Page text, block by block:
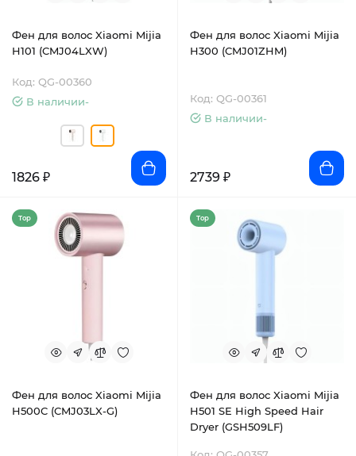
Фен для волос Xiaomi Mijia
H101 (CMJ04LXW)
Код: QG-00360
В наличии-
1826 ₽
Фен для волос Xiaomi Mijia
H300 (CMJ01ZHM)
Код: QG-00361
В наличии-
2739 ₽
Top
Фен для волос Xiaomi Mijia
H500C (CMJ03LX-G)
Top
Фен для волос Xiaomi Mijia
H501 SE High Speed Hair
Dryer (GSH509LF)